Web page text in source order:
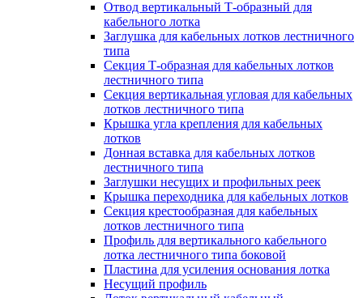
Отвод вертикальный Т-образный для
кабельного лотка
Заглушка для кабельных лотков лестничного
типа
Секция Т-образная для кабельных лотков
лестничного типа
Секция вертикальная угловая для кабельных
лотков лестничного типа
Крышка угла крепления для кабельных
лотков
Донная вставка для кабельных лотков
лестничного типа
Заглушки несущих и профильных реек
Крышка переходника для кабельных лотков
Секция крестообразная для кабельных
лотков лестничного типа
Профиль для вертикального кабельного
лотка лестничного типа боковой
Пластина для усиления основания лотка
Несущий профиль